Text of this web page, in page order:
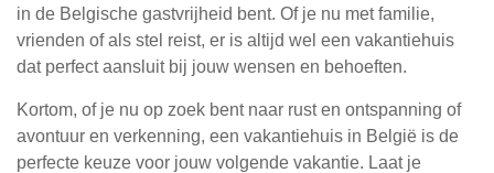
in de Belgische gastvrijheid bent. Of je nu met familie,
vrienden of als stel reist, er is altijd wel een vakantiehuis
dat perfect aansluit bij jouw wensen en behoeften.
Kortom, of je nu op zoek bent naar rust en ontspanning of
avontuur en verkenning, een vakantiehuis in België is de
perfecte keuze voor jouw volgende vakantie. Laat je